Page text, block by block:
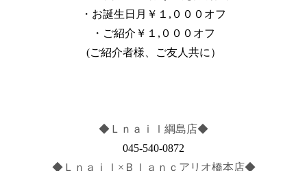
・お誕生日月￥１,０００オフ
・ご紹介￥１,０００オフ
(ご紹介者様、ご友人共に）
◆Ｌｎａｉｌ綱島店◆
045-540-0872
◆Ｌｎａｉｌ×Ｂｌａｎｃアリオ橋本店◆